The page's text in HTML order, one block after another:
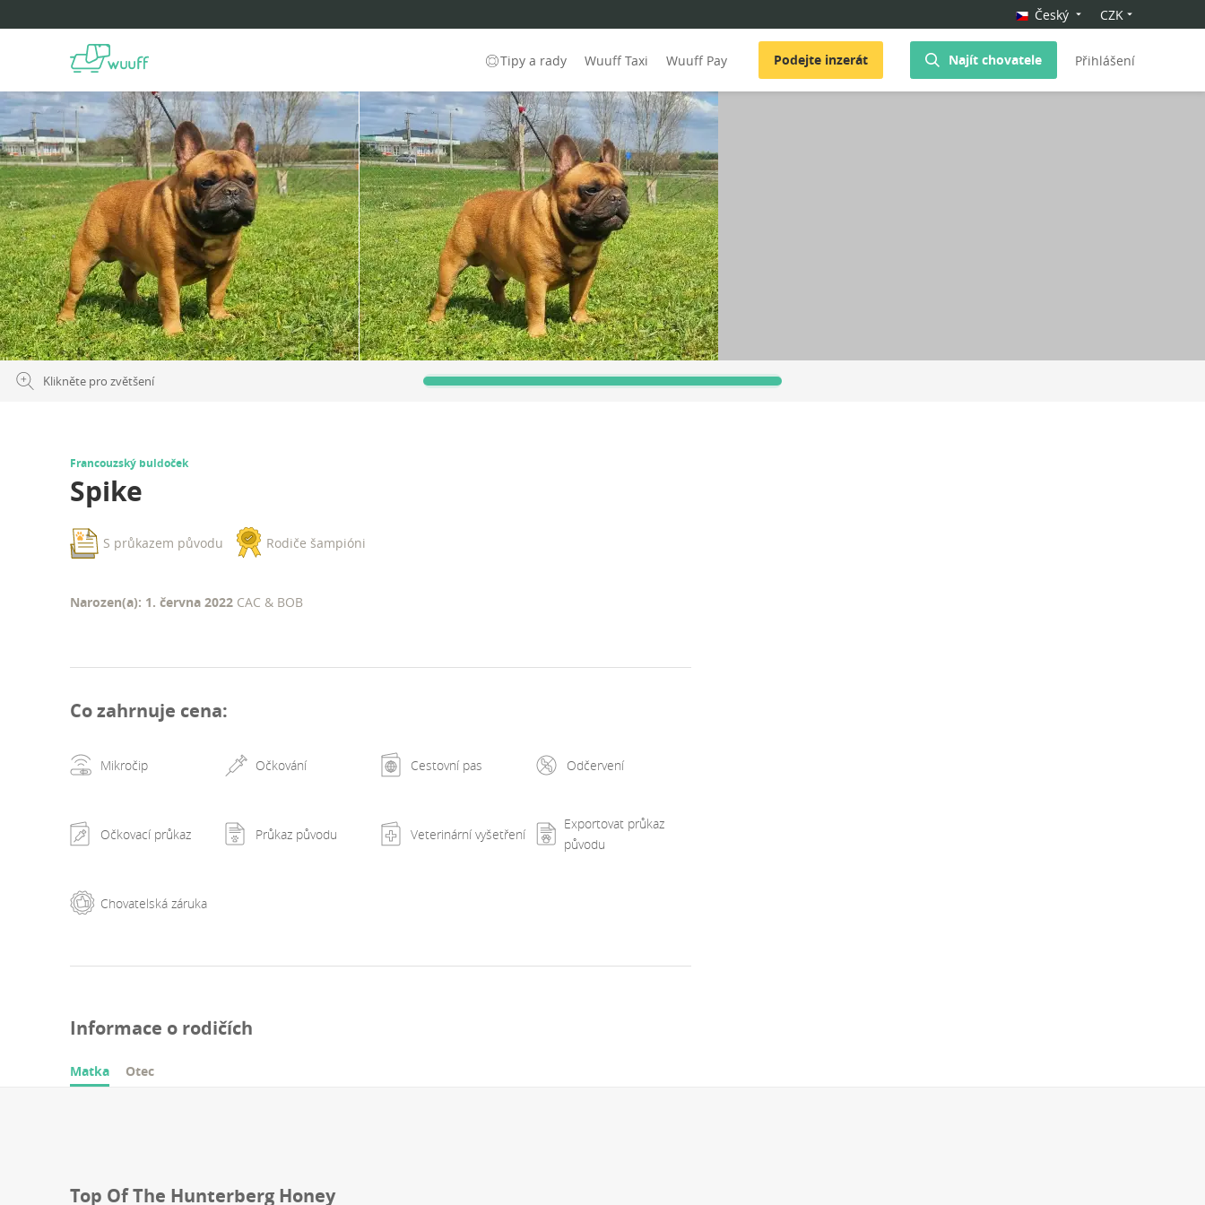
Český CZK
Tipy a rady Wuuff Taxi Wuuff Pay Podejte inzerát Najít chovatele Přihlášení
Klikněte pro zvětšení
Francouzský buldoček
Spike
S průkazem původu Rodiče šampióni
Narozen(a): 1. června 2022 CAC & BOB
Co zahrnuje cena:
Mikročip Očkování Cestovní pas Odčervení
Očkovací průkaz Průkaz původu Veterinární vyšetření
Exportovat průkaz
původu
Chovatelská záruka
Informace o rodičích
Matka Otec
Top Of The Hunterberg Honey